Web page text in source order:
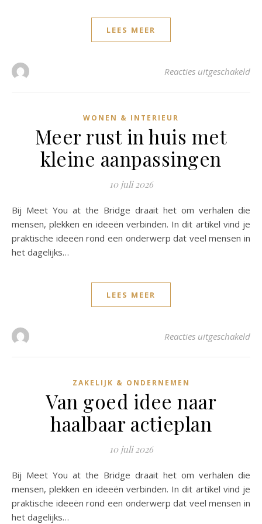
LEES MEER
Reacties uitgeschakeld
WONEN & INTERIEUR
Meer rust in huis met
kleine aanpassingen
10 juli 2026
Bij Meet You at the Bridge draait het om verhalen die
mensen, plekken en ideeën verbinden. In dit artikel vind je
praktische ideeën rond een onderwerp dat veel mensen in
het dagelijks…
LEES MEER
Reacties uitgeschakeld
ZAKELIJK & ONDERNEMEN
Van goed idee naar
haalbaar actieplan
10 juli 2026
Bij Meet You at the Bridge draait het om verhalen die
mensen, plekken en ideeën verbinden. In dit artikel vind je
praktische ideeën rond een onderwerp dat veel mensen in
het dagelijks…